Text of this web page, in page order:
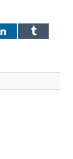
LinkedInTumblr